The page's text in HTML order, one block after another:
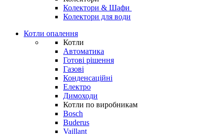
Колектори & Шафи
Колектори для води
Котли опалення
Котли
Автоматика
Готові рішення
Газові
Конденсаційні
Електро
Димоходи
Котли по виробникам
Bosch
Buderus
Vaillant